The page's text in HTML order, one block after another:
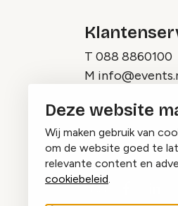
Deze website
Wij maken gebruik van
om de website goed te
relevante content en
cookiebeleid.
T 088 8860100
M